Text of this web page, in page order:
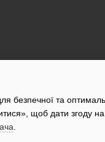
безпечної та
щоб дати згоду на